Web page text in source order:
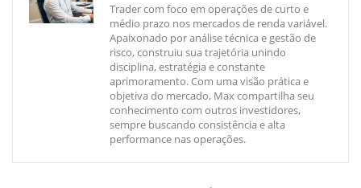
Trader com foco em operações de curto e
médio prazo nos mercados de renda variável.
Apaixonado por análise técnica e gestão de
risco, construiu sua trajetória unindo
disciplina, estratégia e constante
aprimoramento. Com uma visão prática e
objetiva do mercado, Max compartilha seu
conhecimento com outros investidores,
sempre buscando consistência e alta
performance nas operações.